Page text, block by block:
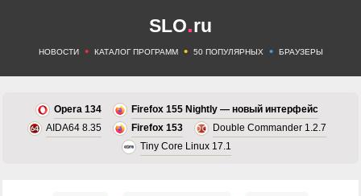
SLO.ru
НОВОСТИ • КАТАЛОГ ПРОГРАММ • 50 ПОПУЛЯРНЫХ • БРАУЗЕРЫ
Opera 134
Firefox 155 Nightly — новый интерфейс
AIDA64 8.35
Firefox 153
Double Commander 1.2.7
Tiny Core Linux 17.1